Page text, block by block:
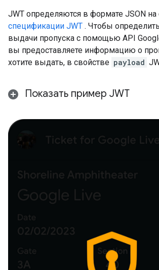
JWT определяются в формате JSON на
спецификации JWT . Чтобы
выдачи пропуска с помощью API
вы предоставляете информацию о
хотите выдать, в свойстве payload
Показать пример JWT